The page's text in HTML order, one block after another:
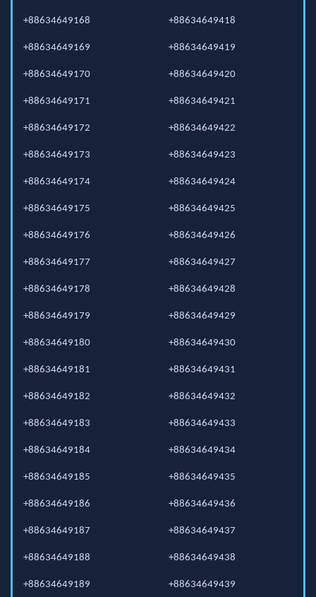
+88634649168
+88634649169
+88634649170
+88634649171
+88634649172
+88634649173
+88634649174
+88634649175
+88634649176
+88634649177
+88634649178
+88634649179
+88634649180
+88634649181
+88634649182
+88634649183
+88634649184
+88634649185
+88634649186
+88634649187
+88634649188
+88634649189
+88634649418
+88634649419
+88634649420
+88634649421
+88634649422
+88634649423
+88634649424
+88634649425
+88634649426
+88634649427
+88634649428
+88634649429
+88634649430
+88634649431
+88634649432
+88634649433
+88634649434
+88634649435
+88634649436
+88634649437
+88634649438
+88634649439